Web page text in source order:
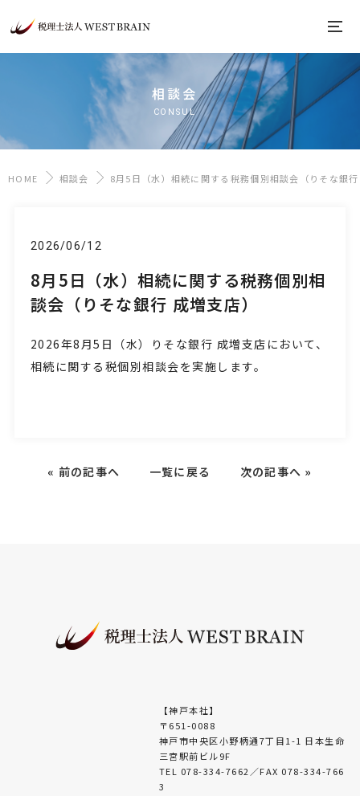
相談会
CONSUL
HOME 相談会 8月5日（水）相続に関する税務個別相談会（りそな銀
2026/06/12
8月5日（水）相続に関する税務個別相
談会（りそな銀行 成増支店）
2026年8月5日 （水）
りそな銀行 成増支店において、
相続に関する税個別相談会を実施します。
« 前の記事へ 一覧に戻る 次の記事へ »
【神戸本社】
〒651-0088
神戸市中央区小野柄通7丁目1-1 日本生命
三宮駅前ビル9F
TEL 078-334-7662／FAX 078-334-766
3